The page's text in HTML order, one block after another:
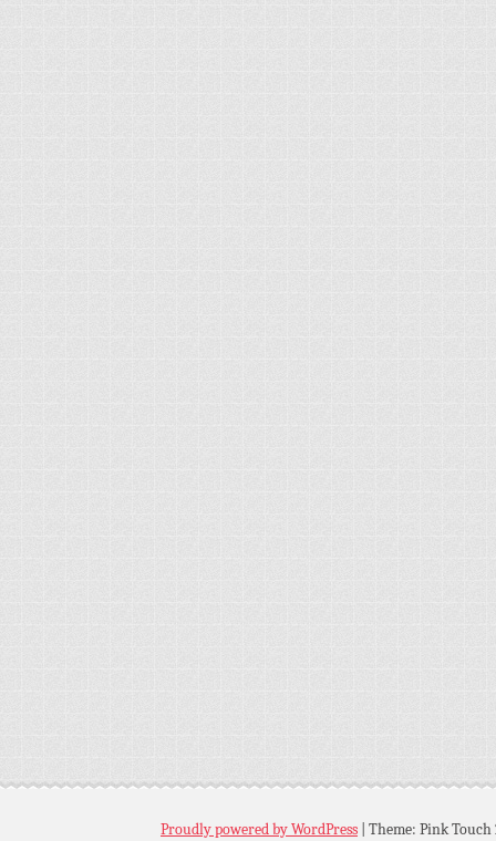
Proudly powered by WordPress Theme: Pink